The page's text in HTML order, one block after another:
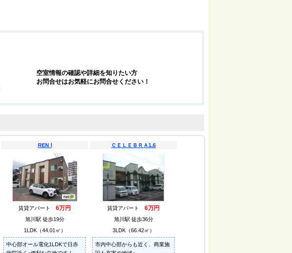
空室情報の確認や詳細を知りたい方
お問合せはお気軽にお問合せください！
REN Ⅰ
賃貸アパート 6万円
旭川駅 徒歩19分
1LDK（44.01㎡）
中心部オール電化1LDKで日赤
ＣＥＬＥＢＲＡ1.6
賃貸アパート 6万円
旭川駅 徒歩36分
3LDK（66.42㎡）
市内中心部からも近く、商業施